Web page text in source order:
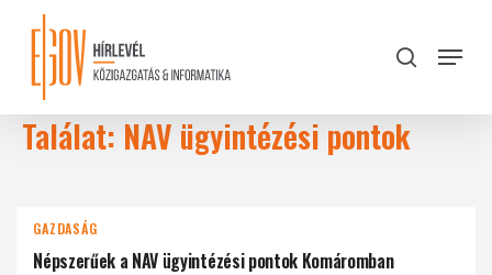
content
search
Menu
Találat: NAV ügyintézési pontok
GAZDASÁG
Népszerűek a NAV ügyintézési pontok Komáromban
Close